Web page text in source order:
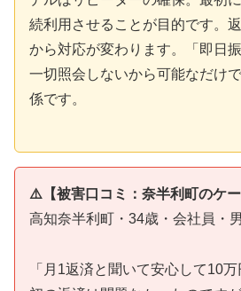
続利用させることが目的です。
から対応が変わります。「即日
一切照会しないから可能なだけ
係です。
⚠️【被害口コミ：奈半利町のケー
高知奈半利町・34歳・会社員・
「月1返済と聞いて安心して10